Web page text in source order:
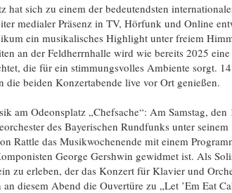
hat sich zu einem der bedeutendsten
medialer Präsenz in TV, Hörfunk und Online
ein musikalisches Highlight unter freiem
an der Feldherrnhalle wird wie bereits 2025 eine
die für ein stimmungsvolles Ambiente sorgt.
die beiden Konzertabende live vor Ort genießen.
am Odeonsplatz „Chefsache“: Am Samstag, den
des Bayerischen Rundfunks unter seinem
Rattle das Musikwochenende mit einem
George Gershwin gewidmet ist. Als
zu erleben, der das Konzert für Klavier und
diesem Abend die Ouvertüre zu „Let ’Em Eat